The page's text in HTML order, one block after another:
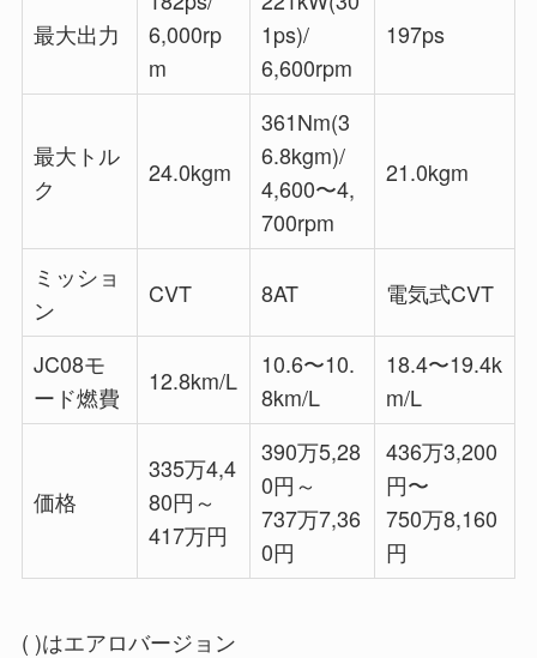
最大出力
6,000rp
m
1ps)/
6,600rpm
197ps
最大トル
ク
24.0kgm
361Nm(3
6.8kgm)/
4,600〜4,
700rpm
21.0kgm
ミッショ
ン
CVT 8AT 電気式CVT
JC08モ
ード燃費
12.8km/L
10.6〜10.
8km/L
18.4〜19.4k
m/L
価格
335万4,4
80円～
417万円
390万5,28
0円～
737万7,36
0円
436万3,200
円〜
750万8,160
円
( )はエアロバージョン